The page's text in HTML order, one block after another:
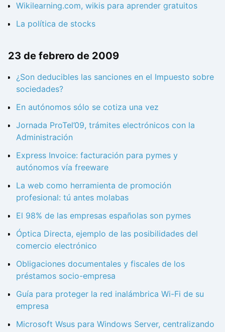
Wikilearning.com, wikis para aprender gratuitos
La política de stocks
23 de febrero de 2009
¿Son deducibles las sanciones en el Impuesto sobre
sociedades?
En autónomos sólo se cotiza una vez
Jornada ProTel’09, trámites electrónicos con la
Administración
Express Invoice: facturación para pymes y
autónomos vía freeware
La web como herramienta de promoción
profesional: tú antes molabas
El 98% de las empresas españolas son pymes
Óptica Directa, ejemplo de las posibilidades del
comercio electrónico
Obligaciones documentales y fiscales de los
préstamos socio-empresa
Guía para proteger la red inalámbrica Wi-Fi de su
empresa
Microsoft Wsus para Windows Server, centralizando